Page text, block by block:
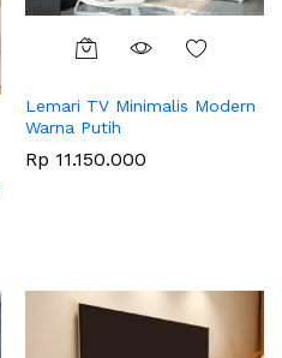
Lemari TV Minimalis Modern
Warna Putih
Rp 11.150.000